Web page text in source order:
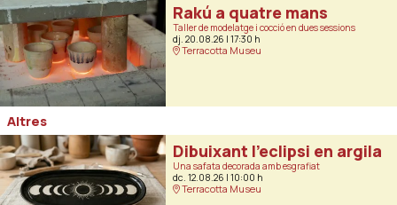
Rakú a quatre mans
Taller de modelatge i cocció en dues sessions
dj. 20.08.26 | 17:30 h
Terracotta Museu
Altres
Dibuixant l’eclipsi en argila
Una safata decorada amb esgrafiat
dc. 12.08.26 | 10:00 h
Terracotta Museu